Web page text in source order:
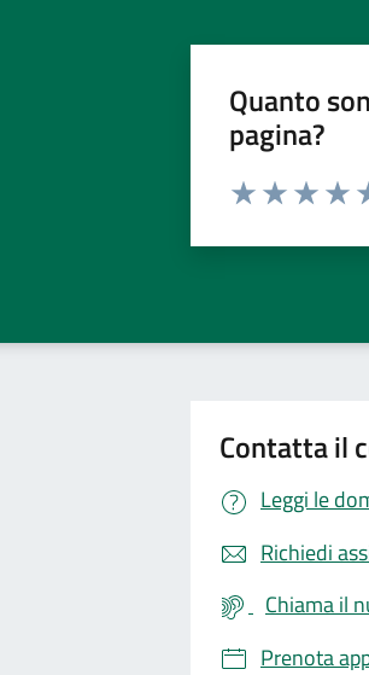
Quanto
pagina?
Valuta da 1 a 5
Contatta il
Leggi le
Richiedi
Chiama il
Prenota